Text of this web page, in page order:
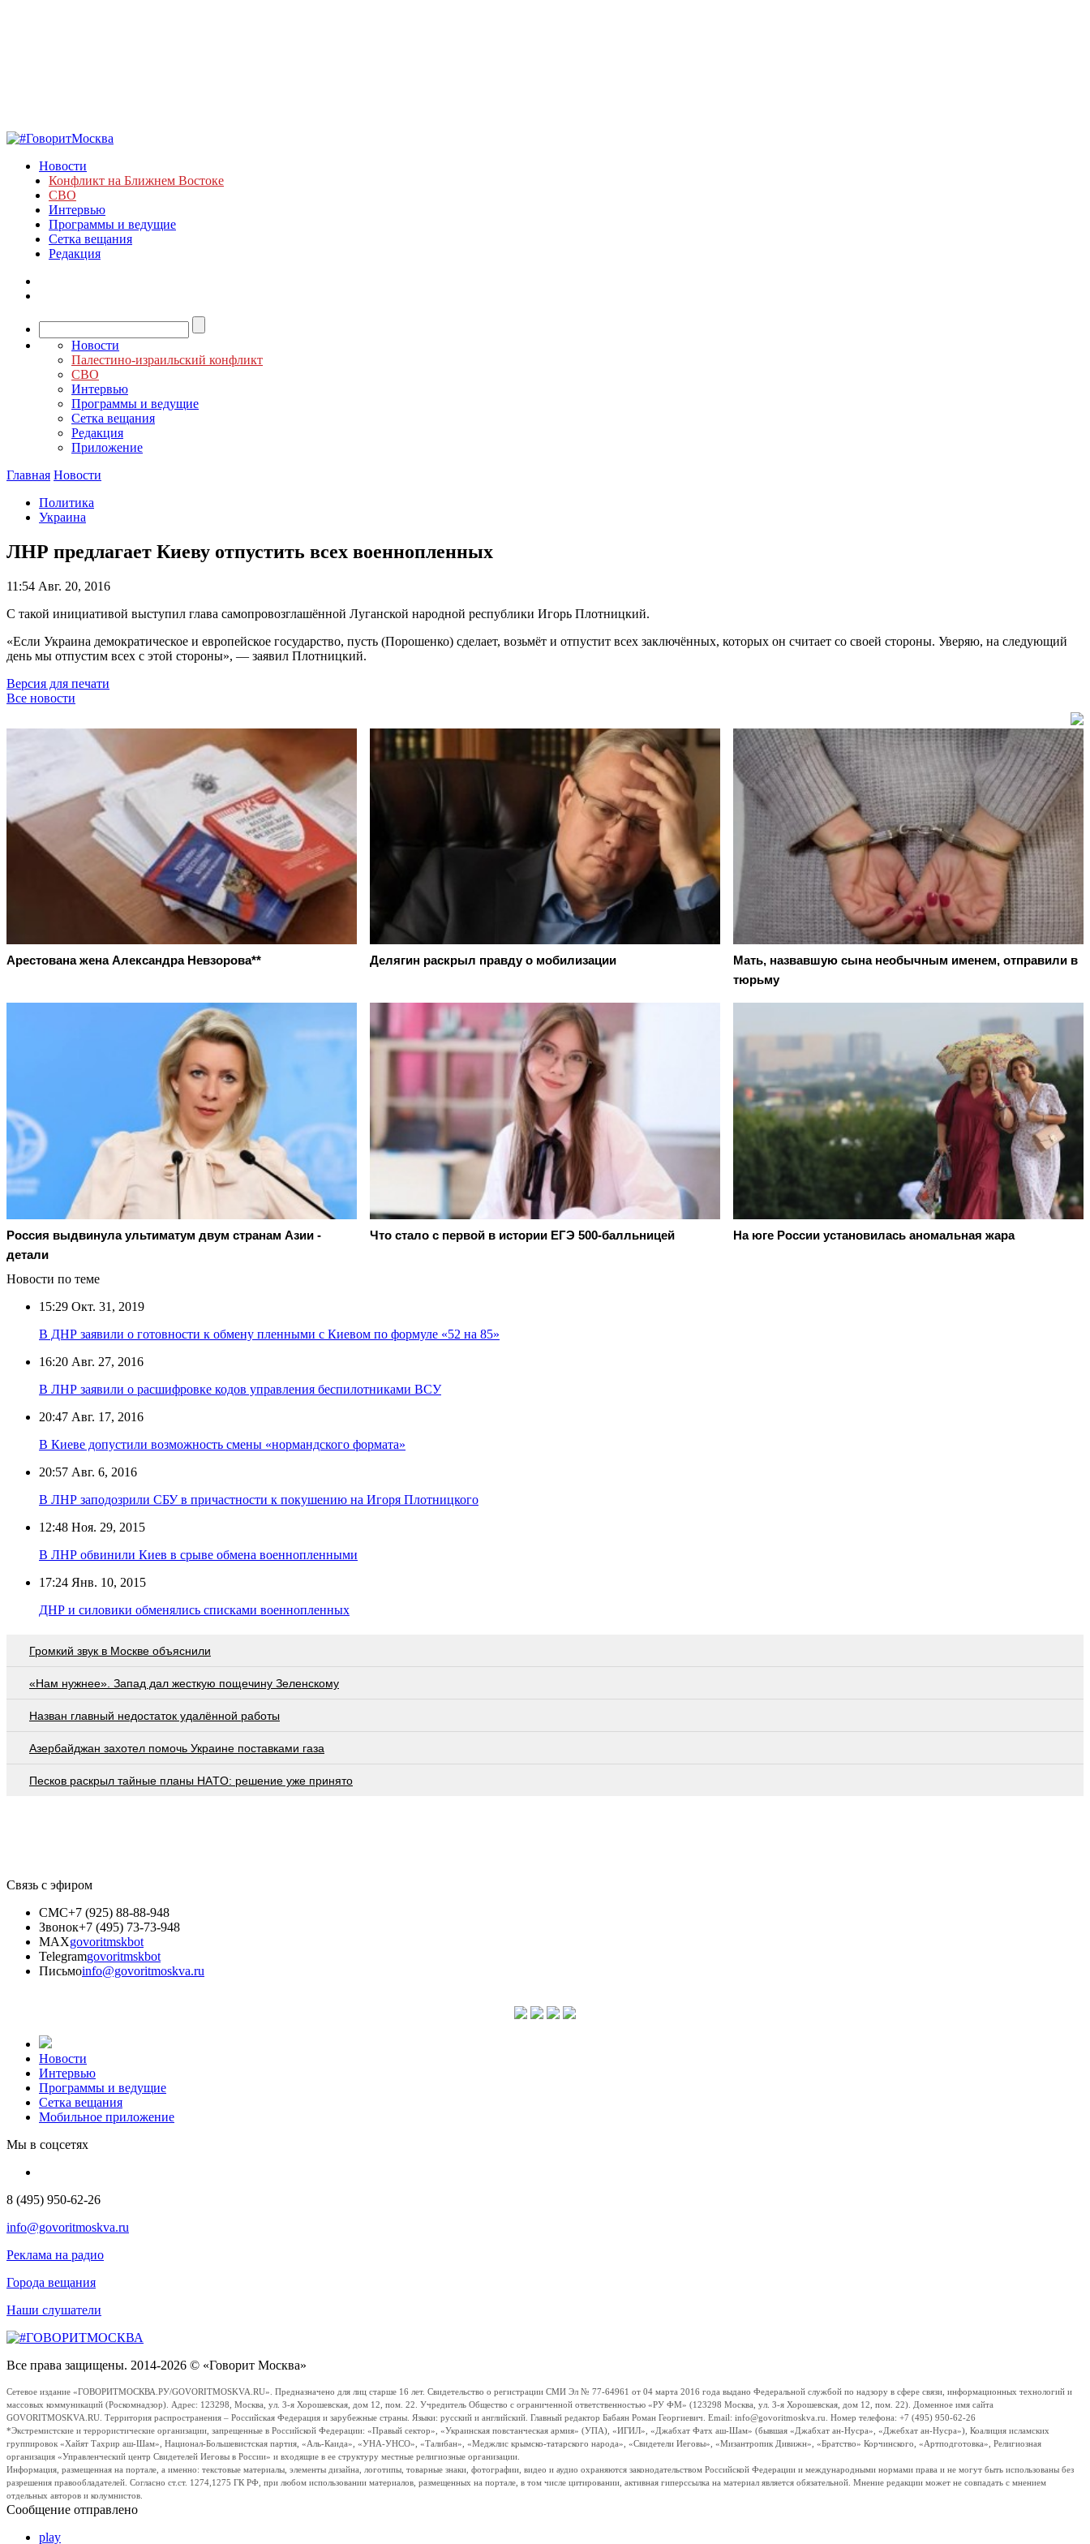
Новости
Конфликт на Ближнем Востоке
СВО
Интервью
Программы и ведущие
Сетка вещания
Редакция
Новости
Палестино-израильский конфликт
СВО
Интервью
Программы и ведущие
Сетка вещания
Редакция
Приложение
Главная Новости
Политика
Украина
ЛНР предлагает Киеву отпустить всех военнопленных
11:54 Авг. 20, 2016
С такой инициативой выступил глава самопровозглашённой Луганской народной республики Игорь Плотницкий.
«Если Украина демократическое и европейское государство, пусть (Порошенко) сделает, возьмёт и отпустит всех заключённых, которых он считает со своей стороны. Уверяю, на следующий
день мы отпустим всех с этой стороны», — заявил Плотницкий.
Версия для печати
Все новости
Арестована жена Александра Невзорова** Делягин раскрыл правду о мобилизации
Мать, назвавшую сына необычным именем, отправили в
тюрьму
Россия выдвинула ультиматум двум странам Азии -
детали
Что стало с первой в истории ЕГЭ 500-балльницей На юге России установилась аномальная жара
Новости по теме
15:29 Окт. 31, 2019
В ДНР заявили о готовности к обмену пленными с Киевом по формуле «52 на 85»
16:20 Авг. 27, 2016
В ЛНР заявили о расшифровке кодов управления беспилотниками ВСУ
20:47 Авг. 17, 2016
В Киеве допустили возможность смены «нормандского формата»
20:57 Авг. 6, 2016
В ЛНР заподозрили СБУ в причастности к покушению на Игоря Плотницкого
12:48 Ноя. 29, 2015
В ЛНР обвинили Киев в срыве обмена военнопленными
17:24 Янв. 10, 2015
ДНР и силовики обменялись списками военнопленных
Громкий звук в Москве объяснили
«Нам нужнее». Запад дал жесткую пощечину Зеленскому
Назван главный недостаток удалённой работы
Азербайджан захотел помочь Украине поставками газа
Пecкoв рacкрыл тaйныe плaны НAТO: рeшeниe ужe принятo
Связь с эфиром
СМС+7 (925) 88-88-948
Звонок+7 (495) 73-73-948
MAXgovoritmskbot
Telegramgovoritmskbot
Письмоinfo@govoritmoskva.ru
Новости
Интервью
Программы и ведущие
Сетка вещания
Мобильное приложение
Мы в соцсетях
8 (495) 950-62-26
info@govoritmoskva.ru
Реклама на радио
Города вещания
Наши слушатели
Все права защищены. 2014-2026 © «Говорит Москва»
Сетевое издание «ГОВОРИТМОСКВА.РУ/GOVORITMOSKVA.RU». Предназначено для лиц старше 16 лет. Свидетельство о регистрации СМИ Эл № 77-64961 от 04 марта 2016 года выдано Федеральной службой по надзору в сфере связи, информационных технологий и
массовых коммуникаций (Роскомнадзор). Адрес: 123298, Москва, ул. 3-я Хорошевская, дом 12, пом. 22. Учредитель Общество с ограниченной ответственностью «РУ ФМ» (123298 Москва, ул. 3-я Хорошевская, дом 12, пом. 22). Доменное имя сайта
GOVORITMOSKVA.RU. Территория распространения – Российская Федерация и зарубежные страны. Языки: русский и английский. Главный редактор Бабаян Роман Георгиевич. Email: info@govoritmoskva.ru. Номер телефона: +7 (495) 950-62-26
*Экстремистские и террористические организации, запрещенные в Российской Федерации: «Правый сектор», «Украинская повстанческая армия» (УПА), «ИГИЛ», «Джабхат Фатх аш-Шам» (бывшая «Джабхат ан-Нусра», «Джебхат ан-Нусра»), Коалиция исламских
группировок «Хайят Тахрир аш-Шам», Национал-Большевистская партия, «Аль-Каида», «УНА-УНСО», «Талибан», «Меджлис крымско-татарского народа», «Свидетели Иеговы», «Мизантропик Дивижн», «Братство» Корчинского, «Артподготовка», Религиозная
организация «Управленческий центр Свидетелей Иеговы в России» и входящие в ее структуру местные религиозные организации.
Информация, размещенная на портале, а именно: текстовые материалы, элементы дизайна, логотипы, товарные знаки, фотографии, видео и аудио охраняются законодательством Российской Федерации и международными нормами права и не могут быть использованы без
разрешения правообладателей. Согласно ст.ст. 1274,1275 ГК РФ, при любом использовании материалов, размещенных на портале, в том числе цитировании, активная гиперссылка на материал является обязательной. Мнение редакции может не совпадать с мнением
отдельных авторов и колумнистов.
Сообщение отправлено
play